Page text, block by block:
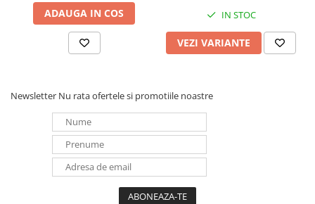
Stabilizatoare Tensiune
PDUs unitati de distributie a
energiei electrice
Frigidere portabile
Panouri portabile
ADAUGA IN COS IN STOC
VEZI VARIANTE
Newsletter Nu rata ofertele si promotiile noastre